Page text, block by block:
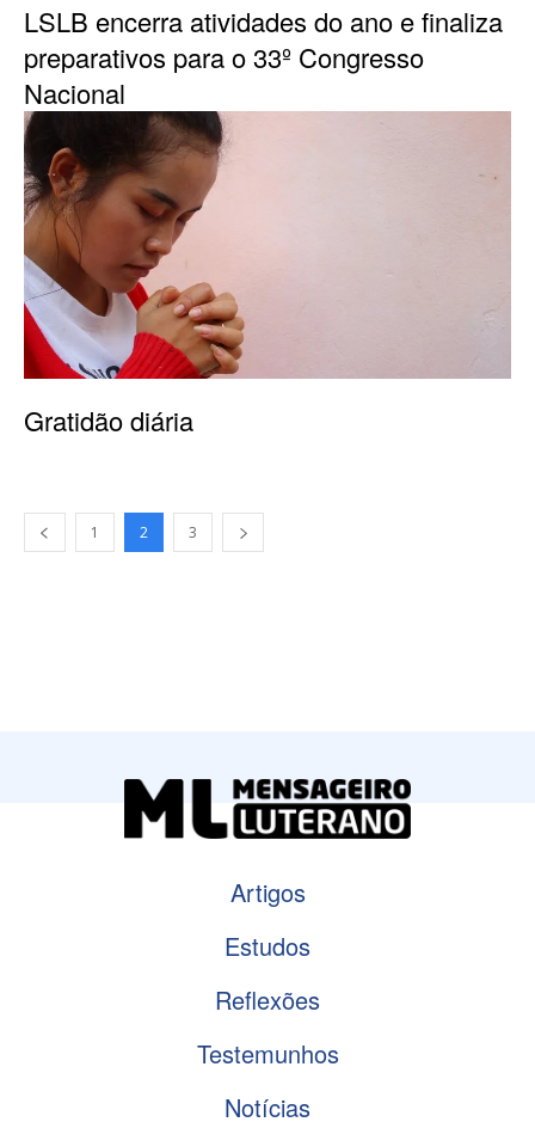
LSLB encerra atividades do ano e finaliza
preparativos para o 33º Congresso
Nacional
Gratidão diária
1 2 3
Artigos
Estudos
Reflexões
Testemunhos
Notícias